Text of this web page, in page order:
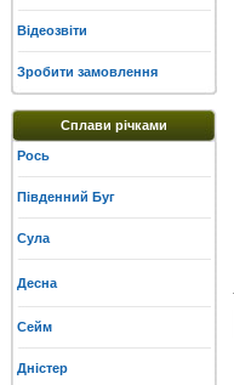
Відеозвіти
Зробити замовлення
Сплави річками
Рось
Південний Буг
Сула
Десна
Сейм
Дністер